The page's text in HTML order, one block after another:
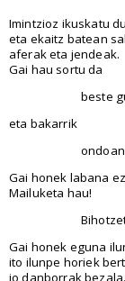
Imintzioz ikuskatu
eta ekaitz batean
aferak eta jendeak.
Gai hau sortu da
beste
eta bakarrik
Gai honek labana
Mailuketa hau!
Gai honek eguna
ito ilunpe horiek
jo danborrak bezala.